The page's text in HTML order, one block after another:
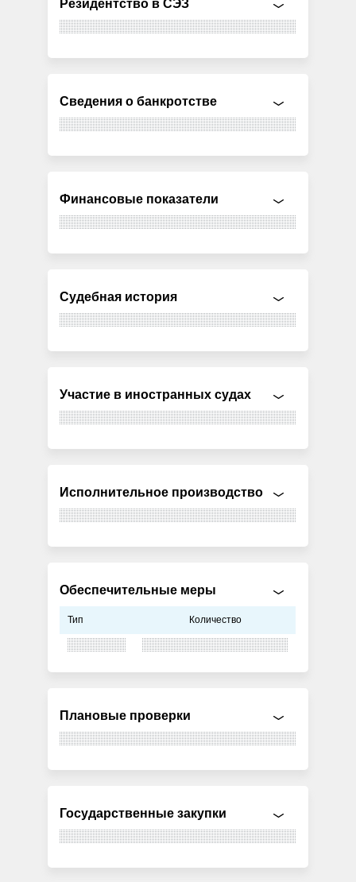
Резидентство в СЭЗ
Сведения о банкротстве
Финансовые показатели
Судебная история
Участие в иностранных судах
Исполнительное производство
Обеспечительные меры
Тип Количество
Плановые проверки
Государственные закупки